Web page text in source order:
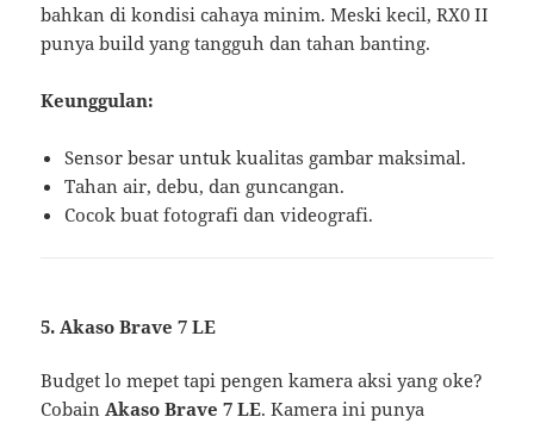
bahkan di kondisi cahaya minim. Meski kecil, RX0 II
punya build yang tangguh dan tahan banting.
Keunggulan:
Sensor besar untuk kualitas gambar maksimal.
Tahan air, debu, dan guncangan.
Cocok buat fotografi dan videografi.
5.Akaso Brave 7 LE
Budget lo mepet tapi pengen kamera aksi yang oke?
CobainAkaso Brave 7 LE. Kamera ini punya